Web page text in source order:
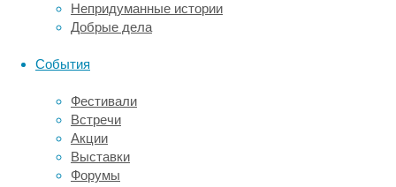
Непридуманные истории
Добрые дела
События
Фестивали
Встречи
Акции
Выставки
Форумы
исследователи
отнесли
этозавров
—